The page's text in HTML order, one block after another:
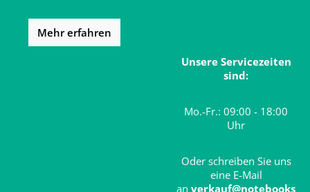
Mehr erfahren
Unsere Servicezeiten
sind:
Mo.-Fr.: 09:00 - 18:00
Uhr
Oder schreiben Sie uns
eine E-Mail
an verkauf@notebooks